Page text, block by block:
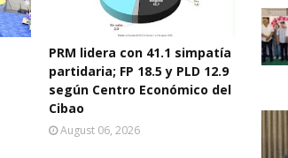
PRM lidera con 41.1 simpatía
partidaria; FP 18.5 y PLD 12.9
según Centro Económico del
Cibao
August 06, 2026